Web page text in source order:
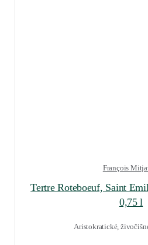
François
Tertre Roteboeuf, Saint
0,75 l
Aristokratické,